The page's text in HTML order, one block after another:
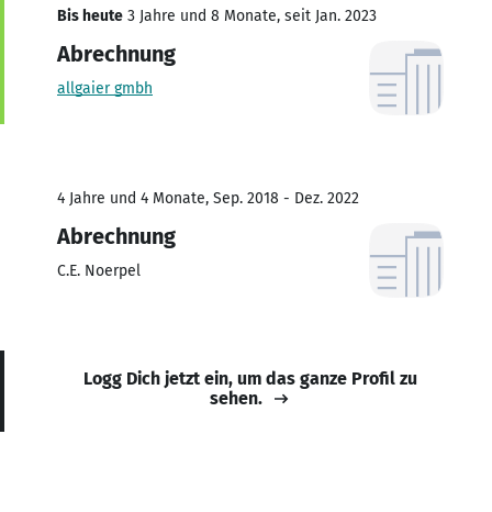
Bis heute 3 Jahre und 8 Monate, seit Jan. 2023
Abrechnung
allgaier gmbh
4 Jahre und 4 Monate, Sep. 2018 - Dez. 2022
Abrechnung
C.E. Noerpel
Logg Dich jetzt ein, um das ganze Profil zu
sehen.